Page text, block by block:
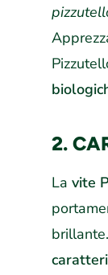
2.
La vite